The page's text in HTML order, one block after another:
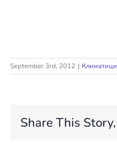
September 3rd, 2012 |
Share This